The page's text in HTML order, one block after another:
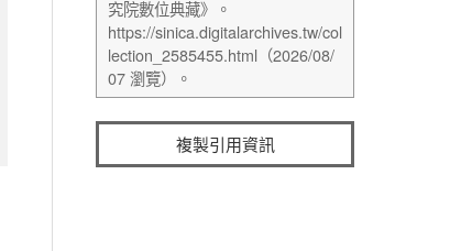
複製引用資訊